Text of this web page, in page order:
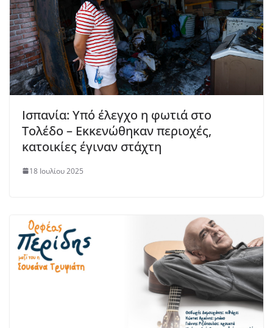
Ισπανία: Υπό έλεγχο η φωτιά στο
Τολέδο – Εκκενώθηκαν περιοχές,
κατοικίες έγιναν στάχτη
18 Ιουλίου 2025